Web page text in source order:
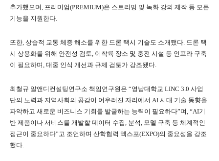
추가했으며, 프리미엄(PREMIUM)은 스트리밍 및 녹화 강의 제작 등 모든
기능을 지원한다.
또한, 상습적 교통 체증 해소를 위한 드론 택시 기술도 소개됐다. 드론 택
시 상용화를 위해 안전성 검토, 이착륙 장소 및 충전 시설 등 인프라 구축
이 필요하며, 대중 인식 개선과 규제 검토가 강조됐다.
최철규 알앤디컨설팅연구소 책임연구원은 “영남대학교 LINC 3.0 사업
단의 노력과 지역사회의 공감이 어우러진 자리에서 AI 시대 기술 동향을
파악하고 새로운 비즈니스 기회를 발굴하는 능력이 필요하다”며, “AI기
반 제품이나 서비스를 개발할 데이터 수집, 분석, 모델 구축 등 체계적인
접근이 중요하다”고 조언하며 산학협력 엑스포(EXPO)의 중요성을 강조
했다.